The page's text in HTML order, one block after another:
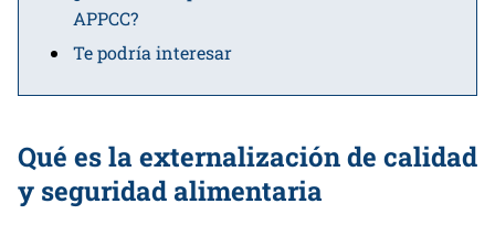
APPCC?
Te podría interesar
Qué es la externalización de calidad
y seguridad alimentaria